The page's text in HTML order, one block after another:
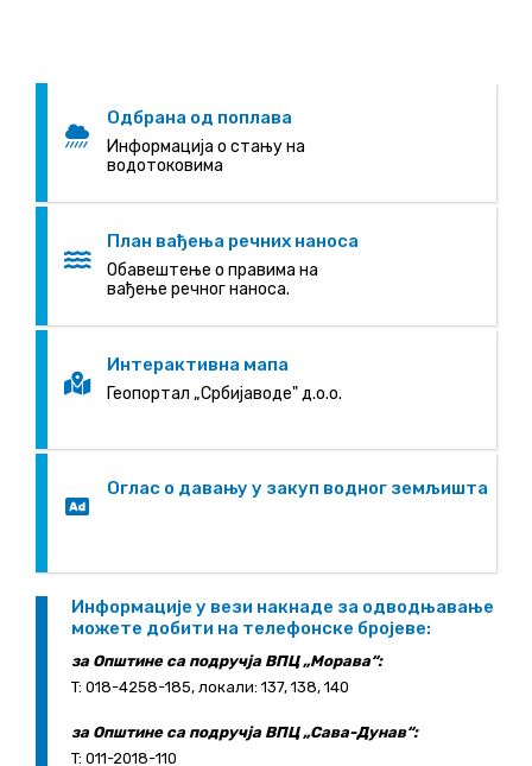
Одбрана од поплава
Информација о стању на
водотоковима
План вађења речних наноса
Oбавештење о правима на
вађење речног наноса.
Интерактивна мапа
Геопортал „Србијаводе" д.о.о.
Оглас о давању у закуп водног земљишта
Информације у вези накнаде за одводњавање
можете добити на телефонске бројеве:
за Општине са подручја ВПЦ „Морава“:
T: 018-4258-185, локали: 137, 138, 140
за Општине са подручја ВПЦ „Сава-Дунав“:
T: 011-2018-110